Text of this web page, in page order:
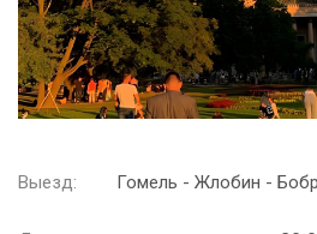
Выезд:
Гомель - Жлобин -